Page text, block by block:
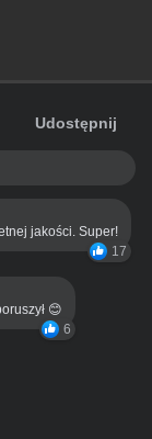
Udostępnij
jakości. Super!
17
😊
6